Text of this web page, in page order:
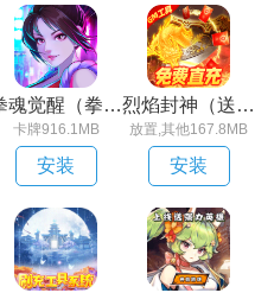
拳魂觉醒（拳皇正版授权）
卡牌916.1MB
安装
烈焰封神（送黑龙刷充）
放置,其他167.8MB
安装